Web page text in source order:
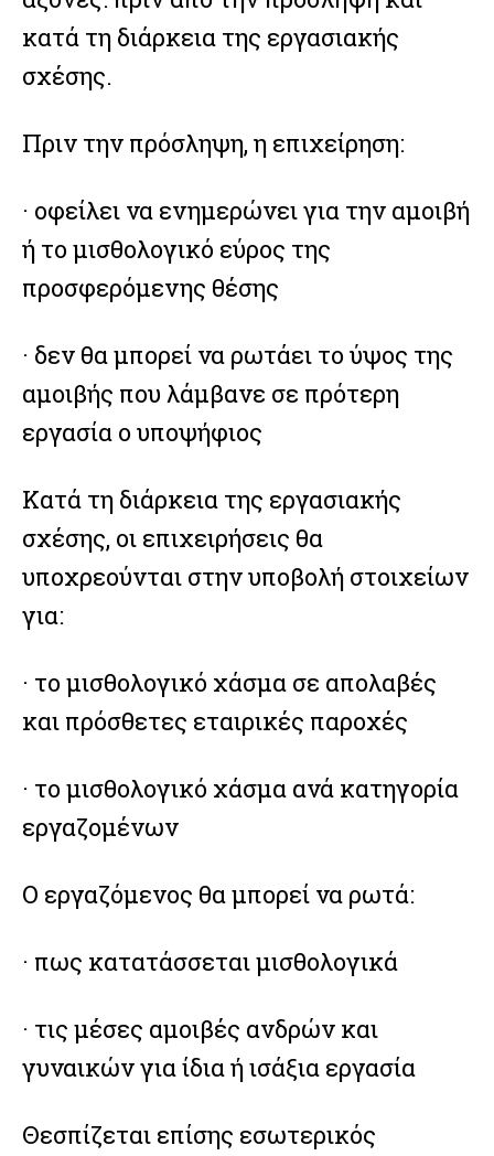
κατά τη διάρκεια της εργασιακής
σχέσης.
Πριν την πρόσληψη, η επιχείρηση:
· οφείλει να ενημερώνει για την αμοιβή
ή το μισθολογικό εύρος της
προσφερόμενης θέσης
· δεν θα μπορεί να ρωτάει το ύψος της
αμοιβής που λάμβανε σε πρότερη
εργασία ο υποψήφιος
Κατά τη διάρκεια της εργασιακής
σχέσης, οι επιχειρήσεις θα
υποχρεούνται στην υποβολή στοιχείων
για:
· το μισθολογικό χάσμα σε απολαβές
και πρόσθετες εταιρικές παροχές
· το μισθολογικό χάσμα ανά κατηγορία
εργαζομένων
Ο εργαζόμενος θα μπορεί να ρωτά:
· πως κατατάσσεται μισθολογικά
· τις μέσες αμοιβές ανδρών και
γυναικών για ίδια ή ισάξια εργασία
Θεσπίζεται επίσης εσωτερικός